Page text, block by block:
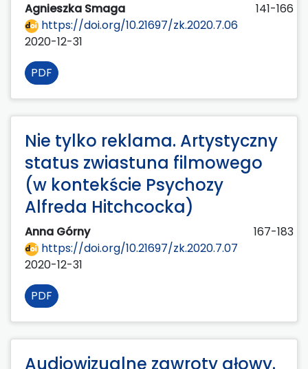
Agnieszka Smaga
141-166
https://doi.org/10.21697/zk.2020.7.06
2020-12-31
PDF
Nie tylko reklama. Artystyczny
status zwiastuna filmowego
(w kontekście Psychozy
Alfreda Hitchcocka)
Anna Górny
167-183
https://doi.org/10.21697/zk.2020.7.07
2020-12-31
PDF
Audiowizualne zawroty głowy.